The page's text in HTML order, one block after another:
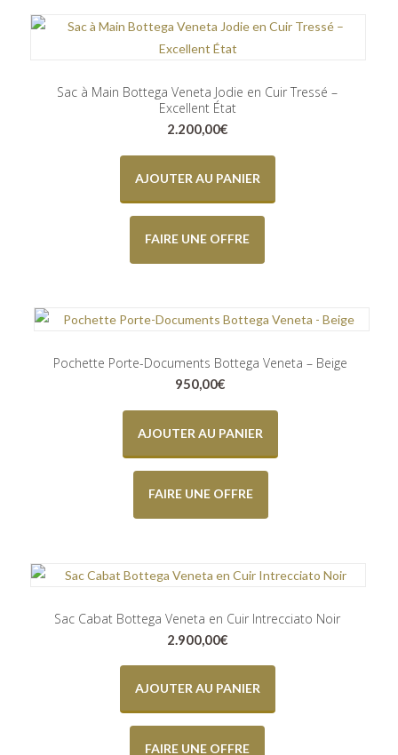
Sac à Main Bottega Veneta Jodie en Cuir Tressé –
Excellent État
2.200,00€
AJOUTER AU PANIER
FAIRE UNE OFFRE
Pochette Porte-Documents Bottega Veneta – Beige
950,00€
AJOUTER AU PANIER
FAIRE UNE OFFRE
Sac Cabat Bottega Veneta en Cuir Intrecciato Noir
2.900,00€
AJOUTER AU PANIER
FAIRE UNE OFFRE